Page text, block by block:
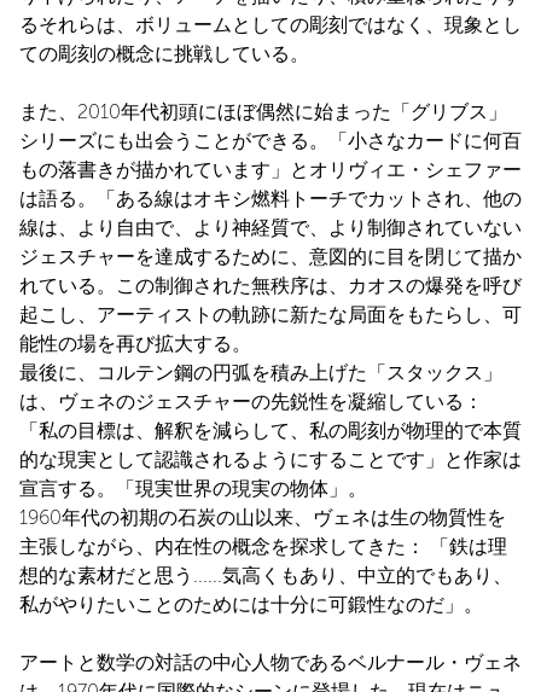
るそれらは、ボリュームとしての彫刻ではなく、現象とし
ての彫刻の概念に挑戦している。
また、2010年代初頭にほぼ偶然に始まった「グリブス」
シリーズにも出会うことができる。「小さなカードに何百
もの落書きが描かれています」とオリヴィエ・シェファー
は語る。「ある線はオキシ燃料トーチでカットされ、他の
線は、より自由で、より神経質で、より制御されていない
ジェスチャーを達成するために、意図的に目を閉じて描か
れている。この制御された無秩序は、カオスの爆発を呼び
起こし、アーティストの軌跡に新たな局面をもたらし、可
能性の場を再び拡大する。
最後に、コルテン鋼の円弧を積み上げた「スタックス」
は、ヴェネのジェスチャーの先鋭性を凝縮している：
「私の目標は、解釈を減らして、私の彫刻が物理的で本質
的な現実として認識されるようにすることです」と作家は
宣言する。「現実世界の現実の物体」。
1960年代の初期の石炭の山以来、ヴェネは生の物質性を
主張しながら、内在性の概念を探求してきた： 「鉄は理
想的な素材だと思う......気高くもあり、中立的でもあり、
私がやりたいことのためには十分に可鍛性なのだ」。
アートと数学の対話の中心人物であるベルナール・ヴェネ